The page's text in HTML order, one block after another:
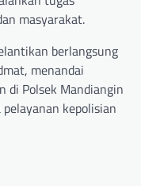
masyarakat.
berlangsung
menandai
di Polsek Mandiangin
kepolisian